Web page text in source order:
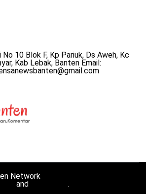
10 Blok F, Kp Pariuk, Ds Aweh, Kc
Kab Lebak, Banten Email:
Network
and .